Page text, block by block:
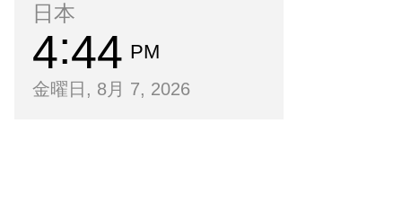
日本
4 44 PM
金曜日, 8月 7, 2026